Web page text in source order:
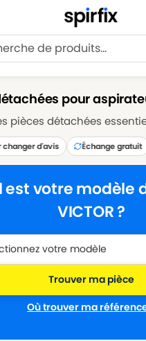
Point Relais offerte dès
pour
d'avis Échange gratuit
est votre modèle
VICTOR ?
Où trouver ma
Trouver ma pièce